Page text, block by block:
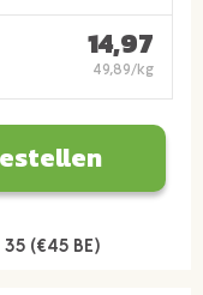
14,97
49,89/kg
(€45 BE)